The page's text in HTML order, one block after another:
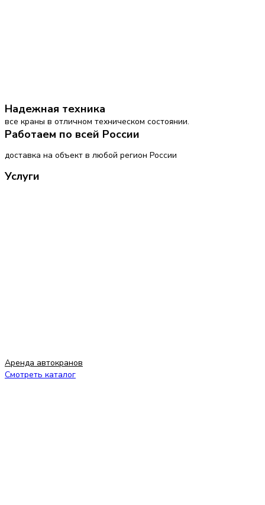
Надежная техника
все краны в отличном техническом состоянии.
Работаем по всей России
доставка на объект в любой регион России
Услуги
Аренда автокранов
Смотреть каталог